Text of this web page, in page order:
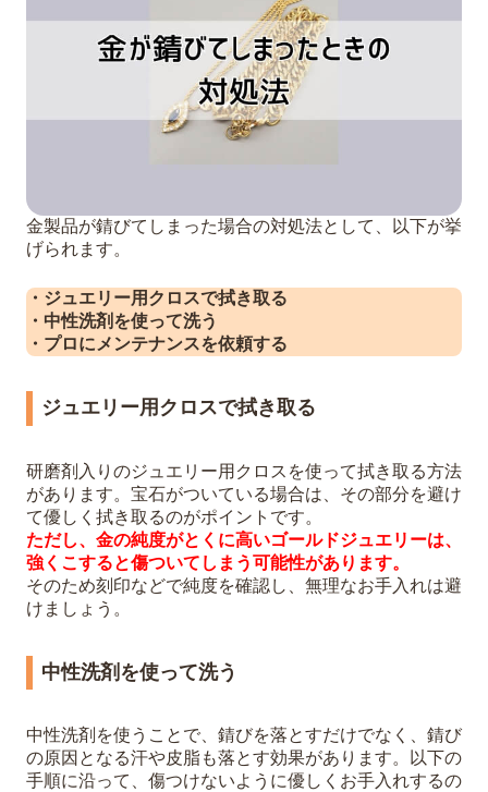
金製品が錆びてしまった場合の対処法として、以下が挙
げられます。
・ジュエリー用クロスで拭き取る
・中性洗剤を使って洗う
・プロにメンテナンスを依頼する
ジュエリー用クロスで拭き取る
研磨剤入りのジュエリー用クロスを使って拭き取る方法
があります。宝石がついている場合は、その部分を避け
て優しく拭き取るのがポイントです。
ただし、金の純度がとくに高いゴールドジュエリーは、
強くこすると傷ついてしまう可能性があります。
そのため刻印などで純度を確認し、無理なお手入れは避
けましょう。
中性洗剤を使って洗う
中性洗剤を使うことで、錆びを落とすだけでなく、錆び
の原因となる汗や皮脂も落とす効果があります。以下の
手順に沿って、傷つけないように優しくお手入れするの